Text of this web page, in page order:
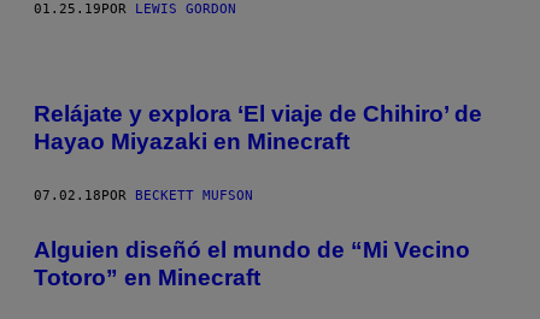
01.25.19 POR LEWIS GORDON
Relájate y explora ‘El viaje de Chihiro’ de
Hayao Miyazaki en Minecraft
07.02.18POR BECKETT MUFSON
Alguien diseñó el mundo de “Mi Vecino
Totoro” en Minecraft